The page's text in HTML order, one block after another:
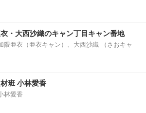
・大西沙織のキャン丁目キャン番地
隈亜衣（亜衣キャン）、大西沙織 （さおキャ
班 小林愛香
林愛香